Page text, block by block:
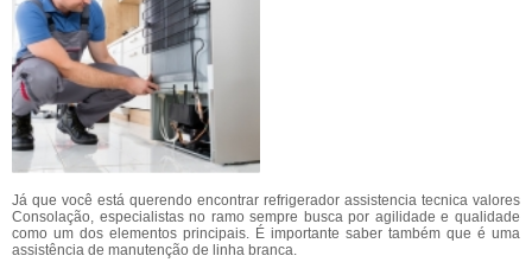
Já que você está querendo encontrar refrigerador assistencia tecnica valores
Consolação, especialistas no ramo sempre busca por agilidade e qualidade
como um dos elementos principais. É importante saber também que é uma
assistência de manutenção de linha branca.